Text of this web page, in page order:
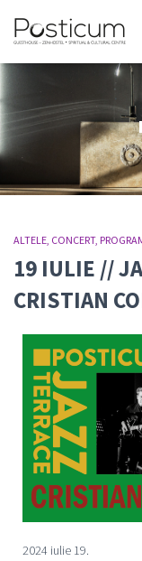
ALTELE CONCERT
19 IULIE //
CRISTIAN
2024 iulie 19.